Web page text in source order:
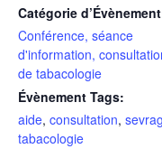
Catégorie
Conférence, séance
d'information,
de tabacologie
Évènement Tags:
aide, consultation,
tabacologie